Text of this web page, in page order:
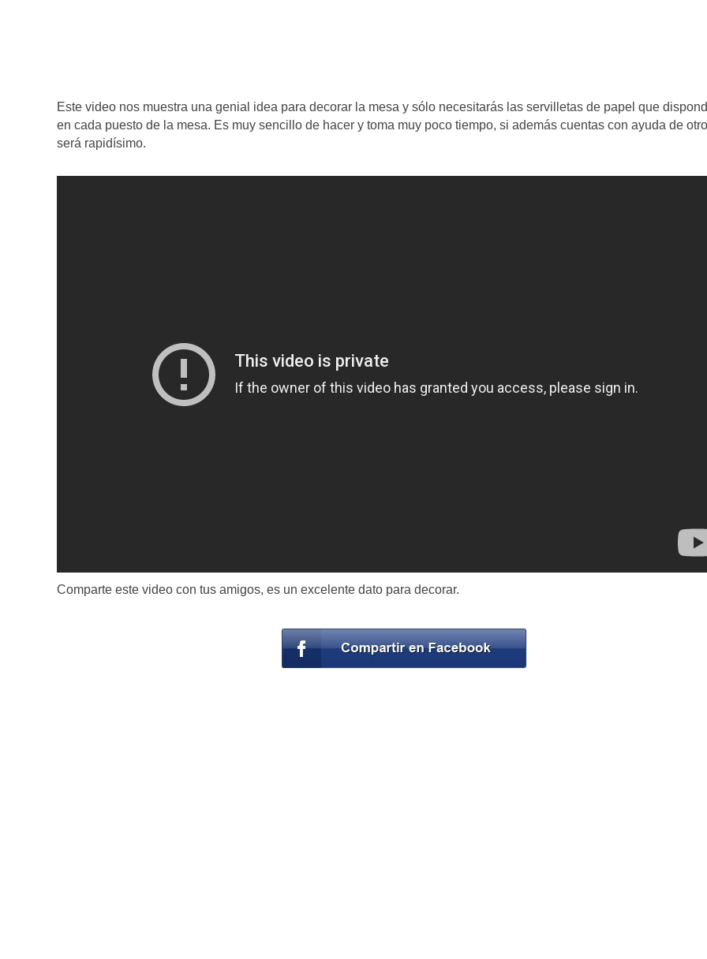
Este video nos muestra una genial idea para decorar la mesa y sólo necesitarás las servilletas de papel que
en cada puesto de la mesa. Es muy sencillo de hacer y toma muy poco tiempo, si además cuentas con ayuda de
será rapidísimo.
Comparte este video con tus amigos, es un excelente dato para decorar.